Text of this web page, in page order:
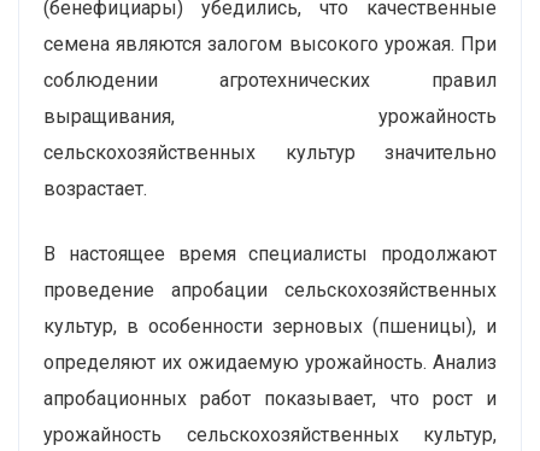
(бенефициары) убедились, что качественные
семена являются залогом высокого урожая. При
соблюдении агротехнических правил
выращивания, урожайность
сельскохозяйственных культур значительно
возрастает.
В настоящее время специалисты продолжают
проведение апробации сельскохозяйственных
культур, в особенности зерновых (пшеницы), и
определяют их ожидаемую урожайность. Анализ
апробационных работ показывает, что рост и
урожайность сельскохозяйственных культур,